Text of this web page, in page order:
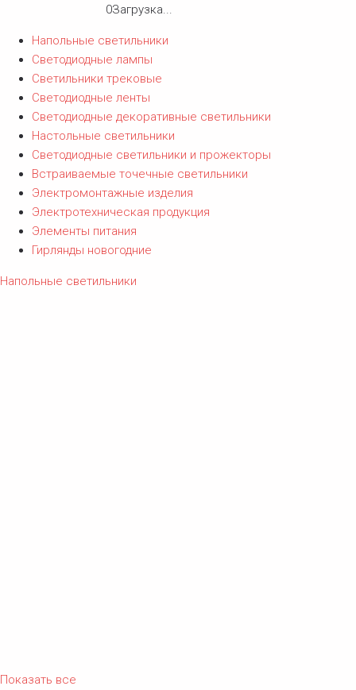
0Загрузка...
Напольные светильники
Светодиодные лампы
Светильники трековые
Светодиодные ленты
Светодиодные декоративные светильники
Настольные светильники
Светодиодные светильники и прожекторы
Встраиваемые точечные светильники
Электромонтажные изделия
Электротехническая продукция
Элементы питания
Гирлянды новогодние
Напольные светильники
Показать все